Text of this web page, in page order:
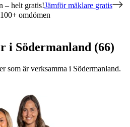
– helt gratis!Jämför mäklare gratis
+ omdömen
i Södermanland (66)
som är verksamma i Södermanland.